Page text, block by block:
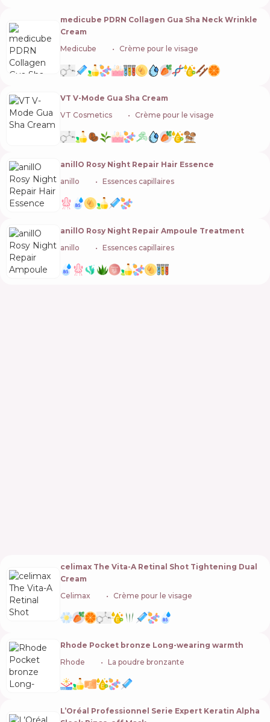
medicube PDRN Collagen Gua Sha Neck Wrinkle
Cream
Medicube
Crème pour le visage
VT V-Mode Gua Sha Cream
VT Cosmetics
Crème pour le visage
anillO Rosy Night Repair Hair Essence
anillo
Essences capillaires
anillO Rosy Night Repair Ampoule Treatment
anillo
Essences capillaires
celimax The Vita-A Retinal Shot Tightening Dual
Cream
Celimax
Crème pour le visage
Rhode Pocket bronze Long-wearing warmth
Rhode
La poudre bronzante
L’Oréal Professionnel Serie Expert Keratin Alpha